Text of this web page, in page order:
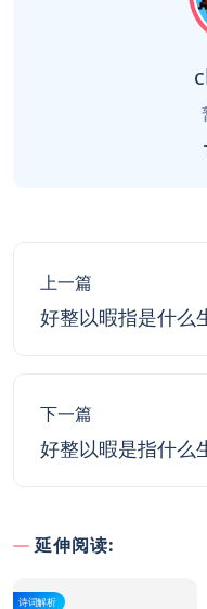
上一篇
好整以暇指是什么
下一篇
好整以暇是指什么
延伸阅读:
诗词解析